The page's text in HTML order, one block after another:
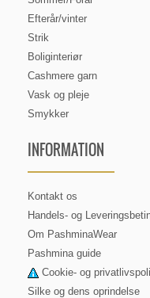
Efterår/vinter
Strik
Boliginteriør
Cashmere garn
Vask og pleje
Smykker
INFORMATION
Kontakt os
Handels- og
Om PashminaWear
Pashmina guide
Cookie- og
Silke og dens oprindelse